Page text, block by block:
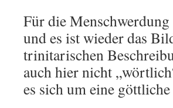
Für die
und es ist wieder das
trinitarischen
auch hier nicht
es sich um eine